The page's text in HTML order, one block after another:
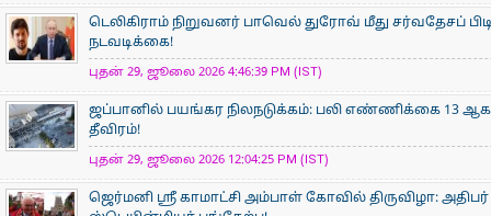
டெலிகிராம் நிறுவனர் பாவெல் துரோவ் மீது சர்வதேசப்
நடவடிக்கை!
புதன் 29, ஜூலை 2026 4:46:39 PM (IST)
ஜப்பானில் பயங்கர நிலநடுக்கம்: பலி எண்ணிக்கை 13 ஆக
தீவிரம்!
புதன் 29, ஜூலை 2026 12:04:25 PM (IST)
ஜெர்மனி ஸ்ரீ காமாட்சி அம்பாள் கோவில் திருவிழா: